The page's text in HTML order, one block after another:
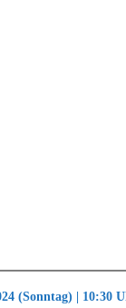
(Sonntag) | 10:30